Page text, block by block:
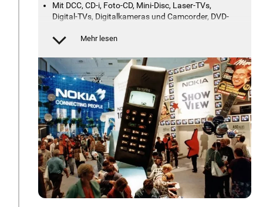
Mit DCC, CD-i, Foto-CD, Mini-Disc, Laser-TVs,
Digital-TVs, Digitalkameras und Camcorder, DVD-
in die digitale Zukunft.
Internetzugang und MP3-Player kamen ins
Blickfeld. Das Heimnetzwerk wurde eingeführt.
1997 stellte das japanische Unternehmen Nintendo
als erster Videospielhersteller auf der IFA seine
brandneue Spielkonsole, das N64, vor.
Mehr lesen